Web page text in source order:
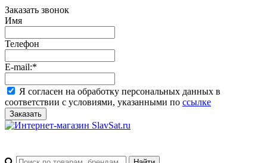
Заказать звонок
Имя
Телефон
E-mail:*
Я согласен на обработку персональных данных в
соответствии с условиями, указанными по ссылке
Заказать